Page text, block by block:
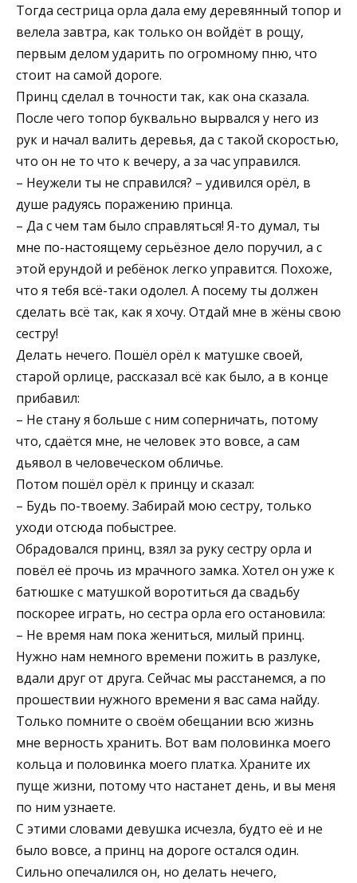
Тогда сестрица орла дала ему деревянный топор и
велела завтра, как только он войдёт в рощу,
первым делом ударить по огромному пню, что
стоит на самой дороге.
Принц сделал в точности так, как она сказала.
После чего топор буквально вырвался у него из
рук и начал валить деревья, да с такой скоростью,
что он не то что к вечеру, а за час управился.
– Неужели ты не справился? – удивился орёл, в
душе радуясь поражению принца.
– Да с чем там было справляться! Я-то думал, ты
мне по-настоящему серьёзное дело поручил, а с
этой ерундой и ребёнок легко управится. Похоже,
что я тебя всё-таки одолел. А посему ты должен
сделать всё так, как я хочу. Отдай мне в жёны свою
сестру!
Делать нечего. Пошёл орёл к матушке своей,
старой орлице, рассказал всё как было, а в конце
прибавил:
– Не стану я больше с ним соперничать, потому
что, сдаётся мне, не человек это вовсе, а сам
дьявол в человеческом обличье.
Потом пошёл орёл к принцу и сказал:
– Будь по-твоему. Забирай мою сестру, только
уходи отсюда побыстрее.
Обрадовался принц, взял за руку сестру орла и
повёл её прочь из мрачного замка. Хотел он уже к
батюшке с матушкой воротиться да свадьбу
поскорее играть, но сестра орла его остановила:
– Не время нам пока жениться, милый принц.
Нужно нам немного времени пожить в разлуке,
вдали друг от друга. Сейчас мы расстанемся, а по
прошествии нужного времени я вас сама найду.
Только помните о своём обещании всю жизнь
мне верность хранить. Вот вам половинка моего
кольца и половинка моего платка. Храните их
пуще жизни, потому что настанет день, и вы меня
по ним узнаете.
С этими словами девушка исчезла, будто её и не
было вовсе, а принц на дороге остался один.
Сильно опечалился он, но делать нечего,